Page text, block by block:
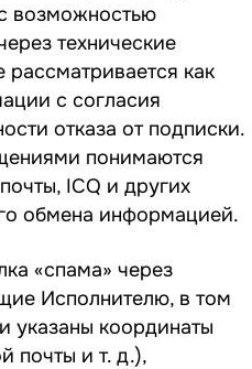
возможностью
технические
как
с согласия
отказа от подписки.
понимаются
ICQ и других
обмена информацией.
«спама» через
Исполнителю, в том
указаны координаты
почты и т. д.),